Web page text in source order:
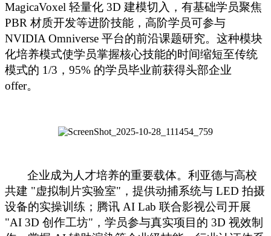
MagicaVoxel 轻量化 3D 建模切入，有基础学员聚焦
PBR 材质开发等进阶技能，高阶学员可参与
NVIDIA Omniverse 平台的前沿课题研究。这种模块
化培养模式使学员掌握核心技能的时间缩短至传统
模式的 1/3，95% 的学员毕业前获得头部企业
offer。
企业成为人才培养的重要载体。利亚德与高校
共建 "虚拟制片实验室"，提供动捕系统与 LED 拍摄
设备的实操训练；腾讯 AI Lab 联合影视公司开展
"AI 3D 创作工坊"，学员参与真实项目的 3D 视效制